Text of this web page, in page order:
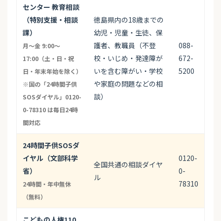
センター 教育相談
（特別支援・相談
課）
月〜金 9:00〜
17:00（土・日・祝
日・年末年始を除く）
※国の「24時間子供
SOSダイヤル」0120-
0-78310 は毎日24時
間対応
徳島県内の18歳までの
幼児・児童・生徒、保
護者、教職員（不登
校・いじめ・発達障が
いを含む障がい・学校
や家庭の問題などの相
談）
088-
672-
5200
24時間子供SOSダ
イヤル（文部科学
省）
24時間・年中無休
（無料）
全国共通の相談ダイヤ
ル
0120-
0-
78310